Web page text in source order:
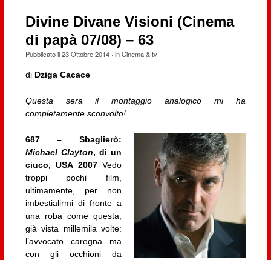
Divine Divane Visioni (Cinema
di papà 07/08) – 63
Pubblicato il23 Ottobre 2014· inCinema & tv·
di Dziga Cacace
Questa sera il montaggio analogico mi ha
completamente sconvolto!
687 – Sbaglierò:
Michael Clayton, di un
ciuco, USA 2007Vedo
troppi pochi film,
ultimamente, per non
imbestialirmi di fronte a
una roba come questa,
già vista millemila volte:
l’avvocato carogna ma
con gli occhioni da